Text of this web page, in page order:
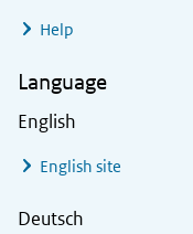
Help
Language
English
English site
Deutsch